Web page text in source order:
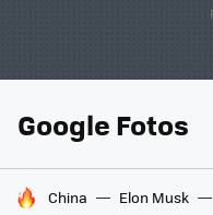
Google Fotos
HOY SE HABLA DE
China Elon Musk